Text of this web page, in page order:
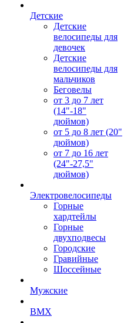
Детские
Детские
велосипеды для
девочек
Детские
велосипеды для
мальчиков
Беговелы
от 3 до 7 лет
(14"-18"
дюймов)
от 5 до 8 лет (20"
дюймов)
от 7 до 16 лет
(24"-27,5"
дюймов)
Электровелосипеды
Горные
хардтейлы
Горные
двухподвесы
Городские
Гравийные
Шоссейные
Мужские
BMX